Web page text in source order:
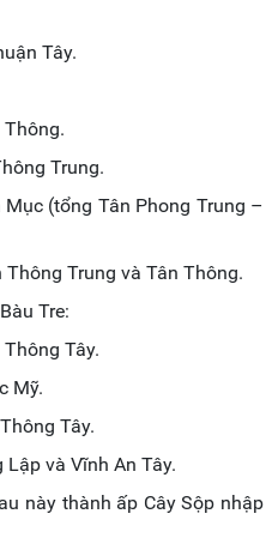
Tây.
Trung.
(tổng Tân Phong Trung –
Trung và Tân Thông.
Tre:
Tây.
Mỹ.
Tây.
và Vĩnh An Tây.
này thành ấp Cây Sộp nhập